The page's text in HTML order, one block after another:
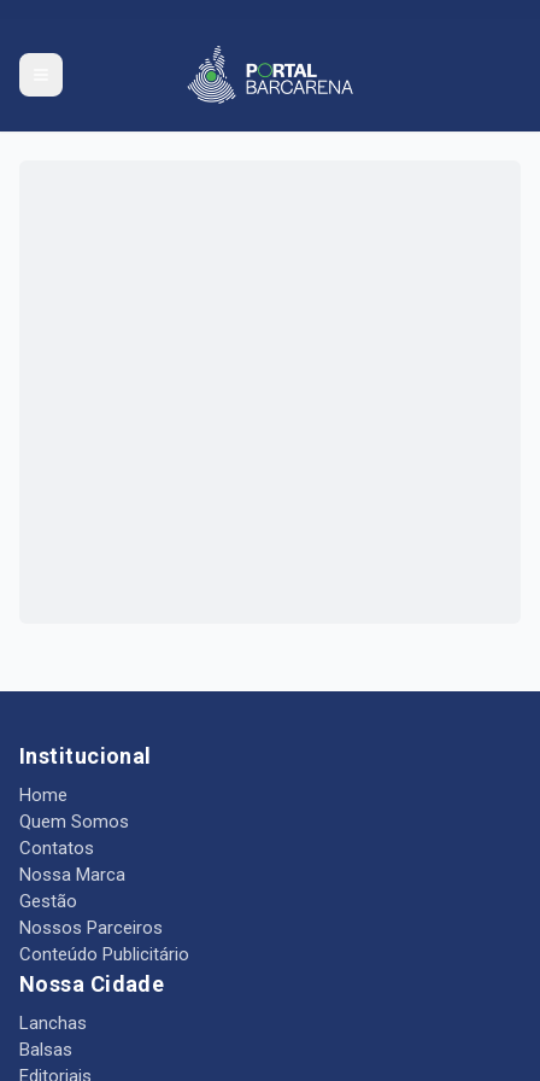
Institucional
Home
Quem Somos
Contatos
Nossa Marca
Gestão
Nossos Parceiros
Conteúdo Publicitário
Nossa Cidade
Lanchas
Balsas
Editoriais